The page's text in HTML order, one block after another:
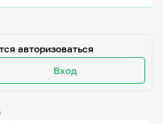
авторизоваться
Вход